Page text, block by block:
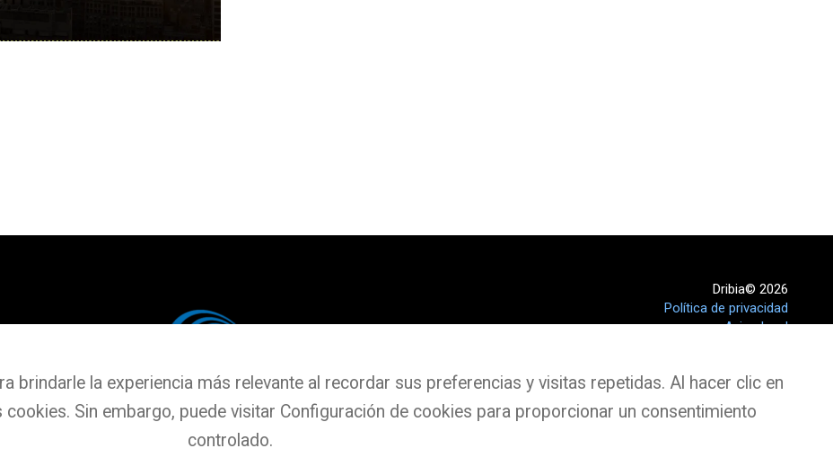
Dribia© 2026
Política de privacidad
Aviso legal
brindarle la experiencia más relevante al recordar sus preferencias y visitas repetidas. Al hacer clic en
cookies. Sin embargo, puede visitar Configuración de cookies para proporcionar un consentimiento
controlado.